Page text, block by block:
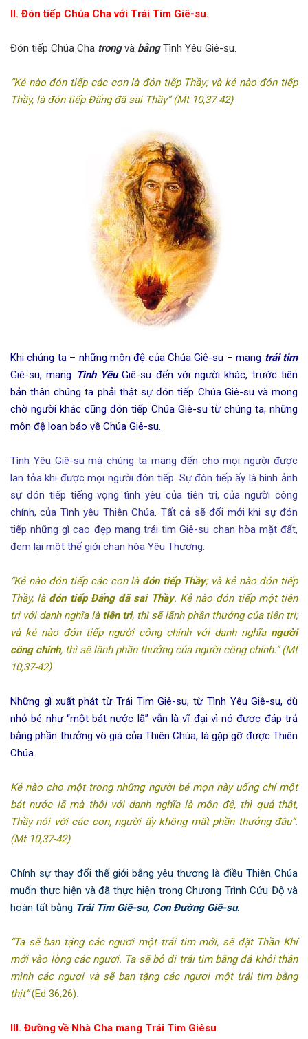
II. Đón tiếp Chúa Cha với Trái Tim Giê-su.
Đón tiếp Chúa Cha trong và bằngTình Yêu Giê-su.
“Kẻ nào đón tiếp các con là đón tiếp Thầy; và kẻ nào đón tiếp
Thầy, là đón tiếp Ðấng đã sai Thầy”(Mt 10,37-42)
Khi chúng ta – những môn đệ của Chúa Giê-su – mang trái tim
Giê-su, mang Tình YêuGiê-su đến với người khác, trước tiên
bản thân chúng ta phải thật sự đón tiếp Chúa Giê-su và mong
chờ người khác cũng đón tiếp Chúa Giê-su từ chúng ta, những
môn đệ loan báo về Chúa Giê-su.
Tình Yêu Giê-su mà chúng ta mang đến cho mọi người được
lan tỏa khi được mọi người đón tiếp. Sự đón tiếp ấy là hình ảnh
sự đón tiếp tiếng vọng tình yêu của tiên tri, của người công
chính, của Tình yêu Thiên Chúa. Tất cả sẽ đổi mới khi sự đón
tiếp những gì cao đẹp mang trái tim Giê-su chan hòa mặt đất,
đem lại một thế giới chan hòa Yêu Thương.
“Kẻ nào đón tiếp các con là đón tiếp Thầy; và kẻ nào đón tiếp
Thầy, là đón tiếp Ðấng đã sai Thầy. Kẻ nào đón tiếp một tiên
tri với danh nghĩa là tiên tri, thì sẽ lãnh phần thưởng của tiên tri;
và kẻ nào đón tiếp ngườicông chính với danh nghĩa người
công chính, thì sẽ lãnh phần thưởng của người công chính.”(Mt
10,37-42)
Những gì xuất phát từ Trái Tim Giê-su, từ Tình Yêu Giê-su, dù
nhỏ bé như “một bát nước lã” vẫn là vĩ đại vì nó được đáp trả
bằng phần thưởng vô giá của Thiên Chúa, là gặp gỡ được Thiên
Chúa.
Kẻ nào cho một trong những người bé mọn này uống chỉ một
bát nước lã mà thôi với danh nghĩa là môn đệ, thì quả thật,
Thầy nói với các con, người ấy không mất phần thưởng đâu”.
(Mt 10,37-42)
Chính sự thay đổi thế giới bằng yêu thương là điều Thiên Chúa
muốn thực hiện và đã thực hiện trong Chương Trình Cứu Độ và
hoàn tất bằng Trái Tim Giê-su, Con Đường Giê-su.
“Ta sẽ ban tặng các ngươi một trái tim mới, sẽ đặt Thần Khí
mới vào lòng các ngươi. Ta sẽ bỏ đi trái tim bằng đá khỏi thân
mình các ngươi và sẽ ban tặng các ngươi một trái tim bằng
thịt”(Ed 36,26).
III. Đường về Nhà Cha mang Trái Tim Giêsu